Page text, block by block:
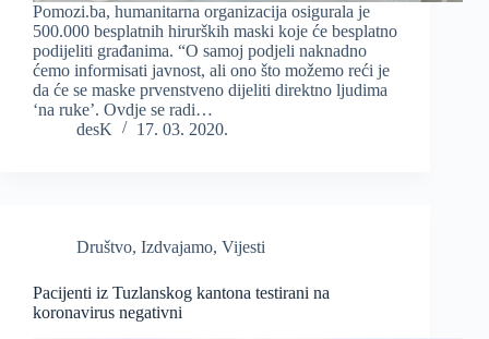
Pomozi.ba, humanitarna organizacija osigurala je
500.000 besplatnih hirurških maski koje će besplatno
podijeliti građanima. “O samoj podjeli naknadno
ćemo informisati javnost, ali ono što možemo reći je
da će se maske prvenstveno dijeliti direktno ljudima
‘na ruke’. Ovdje se radi…
desK
17. 03. 2020.
Društvo, Izdvajamo, Vijesti
Pacijenti iz Tuzlanskog kantona testirani na
koronavirus negativni